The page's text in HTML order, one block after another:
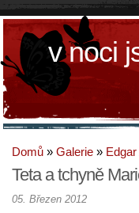
v noci
Domů » Galerie »
Teta a tchyně
05. Březen 2012